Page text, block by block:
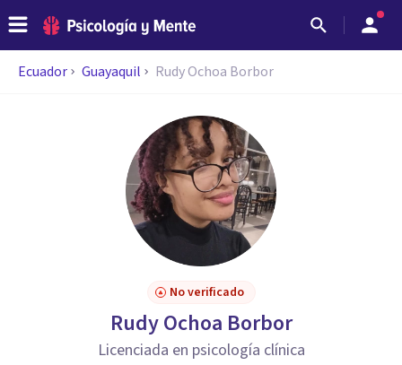
Ecuador Guayaquil Rudy Ochoa Borbor
No verificado
Rudy Ochoa Borbor
Licenciada en psicología clínica